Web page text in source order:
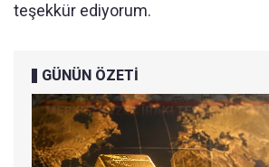
teşekkür ediyorum.
GÜNÜN ÖZETİ